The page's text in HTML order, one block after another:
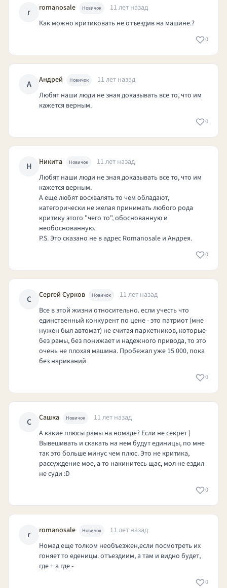
r romanosale Новичок
11 лет назад
Как можно критиковать не отъездив на машине.?
0
А Андрей Новичок
11 лет назад
Любят наши люди не зная доказывать все то, что им
кажется верным.
0
Н Никита Новичок
11 лет назад
Любят наши люди не зная доказывать все то, что им
кажется верным.
А еще любят восхвалять то чем обладают,
категорически не желая принимать любого рода
критику этого "чего то", обоснованную и
необоснованную.
P.S. Это сказано не в адрес Romanosale и Андрея.
0
С Сергей Сурков Новичок
11 лет назад
Все в этой жизни относительно. если учесть что
единственный конкурент по цене - это патриот (мне
нужен был автомат) не считая паркетников, которые
без рамы, без понижает и надежного привода, то это
очень не плохая машина. Пробежал уже 15 000, пока
без нариканий
0
С Сашка Новичок
11 лет назад
А какие плюсы рамы на номаде? Если не секрет )
Вывешивать и скакать на нем будут единицы, по мне
так это больше минус чем плюс. Это не критика,
рассуждение мое, а то накинитесь щас, мол не ездил
не суди :D
0
r romanosale Новичок
11 лет назад
Номад еще толком необъезжен,если посмотреть их
гоняет то еденицы. отъездиим, а там и видно будет,
где + а где -
0